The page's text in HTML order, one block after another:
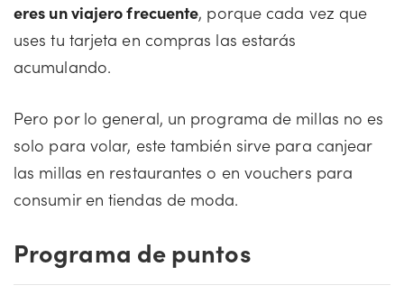
eres un viajero frecuente, porque cada vez que
uses tu tarjeta en compras las estarás
acumulando.
Pero por lo general, un programa de millas no es
solo para volar, este también sirve para canjear
las millas en restaurantes o en vouchers para
consumir en tiendas de moda.
Programa de puntos